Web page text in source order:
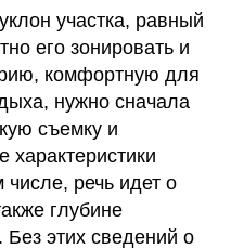
участка, равный
его зонировать и
комфортную для
нужно сначала
съемку и
характеристики
речь идет о
глубине
Без этих сведений о